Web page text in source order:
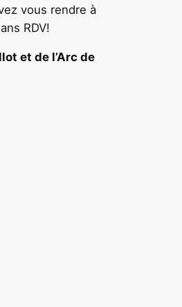
vous rendre à
RDV!
et de l’Arc de